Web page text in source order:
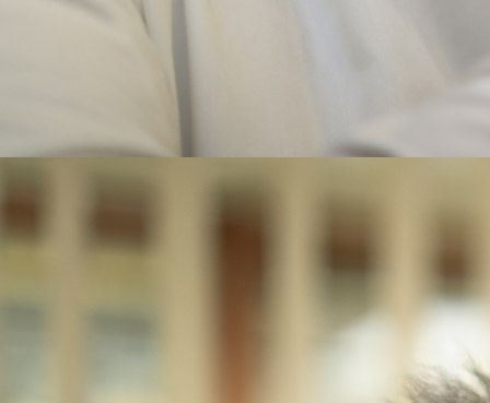
hoerakustik-schenk-team-annette-stein